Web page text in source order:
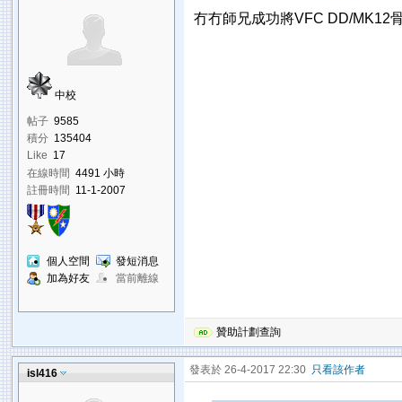
中校
帖子 9585
積分 135404
Like 17
在線時間 4491 小時
註冊時間 11-1-2007
個人空間
發短消息
加為好友
當前離線
冇冇師兄成功將VFC DD/MK12
贊助計劃查詢
isl416 發表於 26-4-2017 22:30 只看該作者